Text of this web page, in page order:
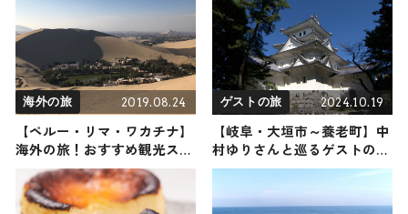
で頂きメシ！コラボ企画）
海外の旅 2019.08.24
【ペルー・リマ・ワカチナ】
海外の旅！おすすめ観光スポ
ットやグルメをリポート
ゲストの旅 2024.10.19
【岐阜・大垣市～養老町】中
村ゆりさんと巡るゲストの
旅！おすすめの観光・グルメ
送